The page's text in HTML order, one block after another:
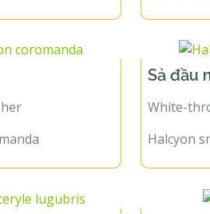
Sả đầu
White-
Halcyon